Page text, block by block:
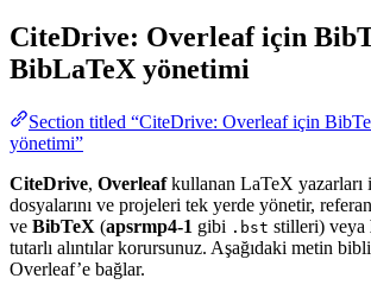
CiteDrive: Overleaf için
BibLaTeX yönetimi
Section titled “CiteDrive: Overleaf için
yönetimi”
CiteDrive, Overleafkullanan LaTeX yazarları
dosyalarını ve projeleri tek yerde yönetir,
ve BibTeX (apsrmp4-1 gibi .bst stilleri) veya
tutarlı alıntılar korursunuz. Aşağıdaki metin
Overleaf’e bağlar.